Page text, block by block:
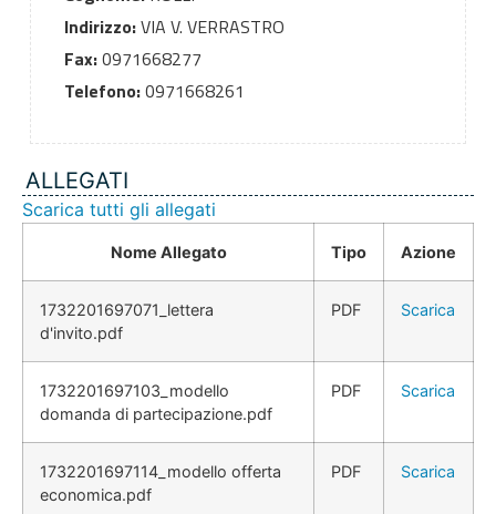
Indirizzo:VIA V. VERRASTRO
Fax:0971668277
Telefono:0971668261
ALLEGATI
Scarica tutti gli allegati
Nome Allegato Tipo Azione
1732201697071_lettera
d'invito.pdf
PDF Scarica
1732201697103_modello
domanda di partecipazione.pdf
PDF Scarica
1732201697114_modello offerta
economica.pdf
PDF Scarica